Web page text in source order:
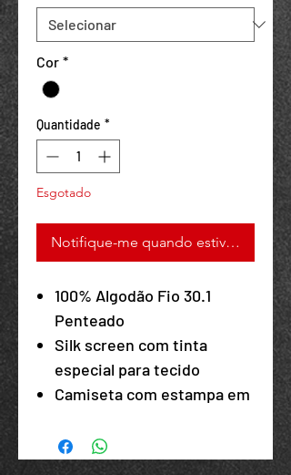
Cor *
Quantidade *
Esgotado
Notifique-me quando estiver
100% Algodão Fio 30.1
Penteado
Silk screen com tinta
especial para tecido
Camiseta com estampa em
lavagem
Estampada diretamente na
Your 14 days trial has
expired.
The trial's over, but the show must go
on! 🎬 Upgrade now to keep your web
masterpiece in the spotlight.